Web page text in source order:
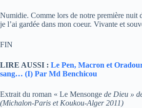
Numidie. Comme lors de notre première nuit
je l’ai gardée dans mon coeur. Vivante et
FIN
LIRE AUSSI : Le Pen, Macron et
sang… (I) Par Md Benchicou
Extrait du roman « Le Mensonge de Dieu »
(Michalon-Paris et Koukou-Alger 2011)